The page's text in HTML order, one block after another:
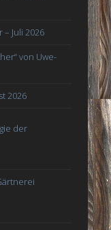
Juli 2026
von Uwe-
2026
der